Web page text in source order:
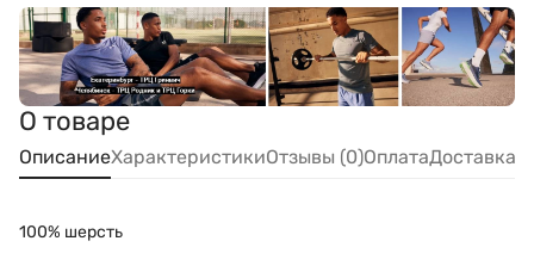
О товаре
ОписаниеХарактеристикиОтзывы (0)ОплатаДоставка
100% шерсть